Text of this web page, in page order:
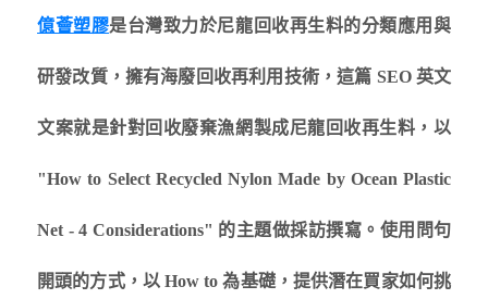
億薈塑膠是台灣致力於尼龍回收再生料的分類應用與
研發改質，擁有海廢回收再利用技術，這篇 SEO 英文
文案就是針對回收廢棄漁網製成尼龍回收再生料，以
"How to Select Recycled Nylon Made by Ocean Plastic
Net - 4 Considerations" 的主題做採訪撰寫。使用問句
開頭的方式，以 How to 為基礎，提供潛在買家如何挑